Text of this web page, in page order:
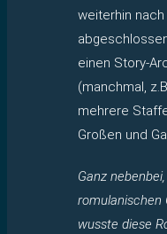
weiterhin
einen Story-
(manchmal,
mehrere
Großen und
Ganz
romulanischen
wusste diese